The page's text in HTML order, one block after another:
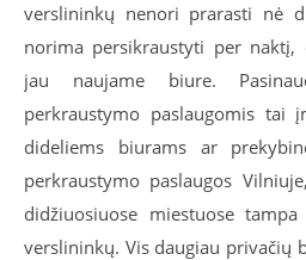
verslininkų nenori prarasti nė
norima persikraustyti per
jau naujame biure.
perkraustymo paslaugomis tai
dideliems biurams ar
perkraustymo paslaugos
didžiuosiuose miestuose
verslininkų. Vis daugiau privačių